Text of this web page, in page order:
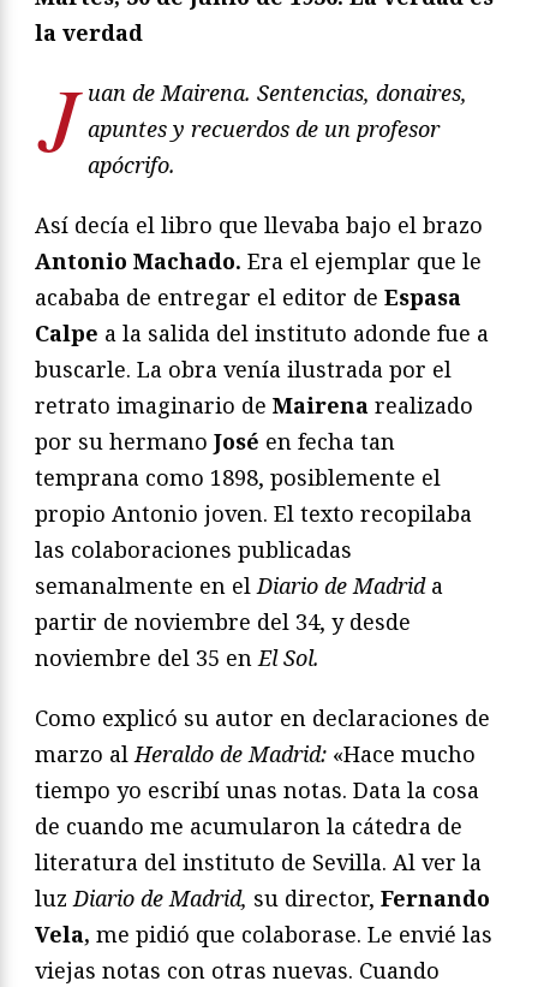
la verdad
J uan de Mairena. Sentencias, donaires,
apuntes y recuerdos de un profesor
apócrifo.
Así decía el libro que llevaba bajo el brazo
Antonio Machado. Era el ejemplar que le
acababa de entregar el editor de Espasa
Calpe a la salida del instituto adonde fue a
buscarle. La obra venía ilustrada por el
retrato imaginario de Mairena realizado
por su hermano José en fecha tan
temprana como 1898, posiblemente el
propio Antonio joven. El texto recopilaba
las colaboraciones publicadas
semanalmente en elDiario de Madrida
partir de noviembre del 34, y desde
noviembre del 35 enEl Sol.
Como explicó su autor en declaraciones de
marzo alHeraldo de Madrid: «Hace mucho
tiempo yo escribí unas notas. Data la cosa
de cuando me acumularon la cátedra de
literatura del instituto de Sevilla. Al ver la
luzDiario de Madrid, su director, Fernando
Vela, me pidió que colaborase. Le envié las
viejas notas con otras nuevas. Cuando